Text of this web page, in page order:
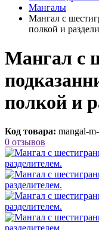
Мангалы
Мангал с
полкой и
Мангал с
полкой и
Код товара: mangal-
0 отзывов